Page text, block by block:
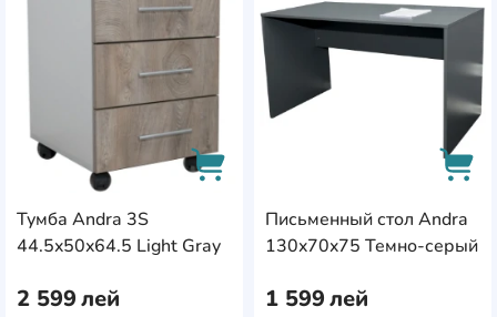
Тумба Andra 3S
44.5x50x64.5 Light Gray
2 599лей
AddCardToCart
Письменный стол Andra
130x70x75 Темно-серый
1 599лей